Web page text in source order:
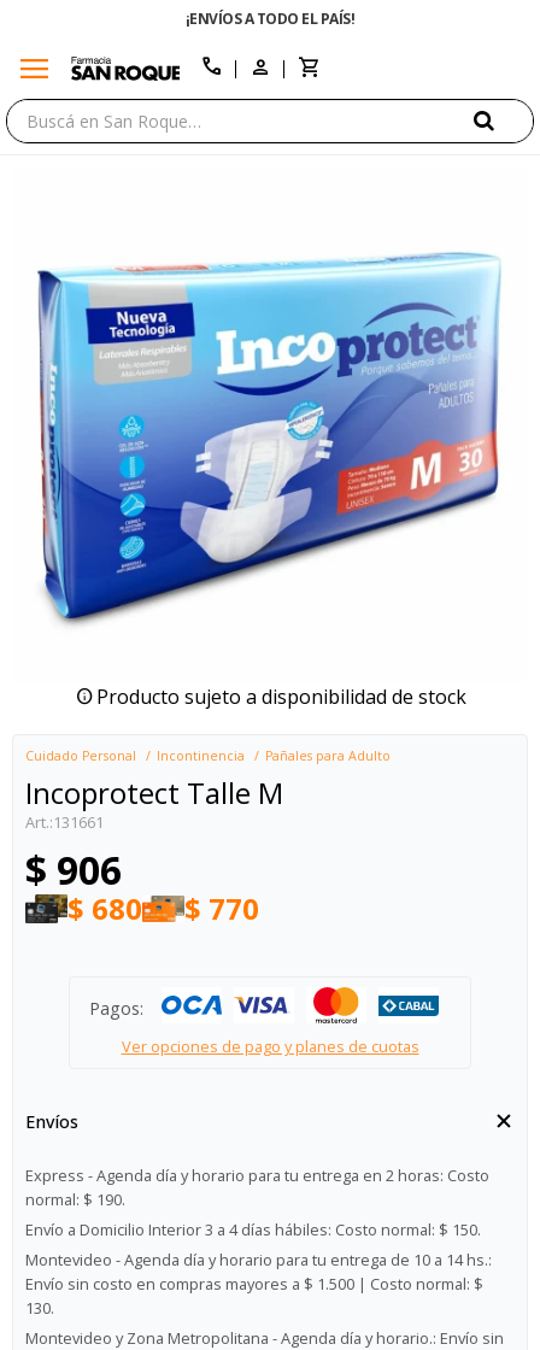
¡ENVÍOS A TODO EL PAÍS!
menu call
Producto sujeto a disponibilidad de stock
Cuidado Personal Incontinencia Pañales para Adulto
Incoprotect Talle M
131661
$ 906
$ 680 $ 770
Pagos:
Ver opciones de pago y planes de cuotas
Envíos
Express - Agenda día y horario para tu entrega en 2 horas: Costo
normal: $ 190.
Envío a Domicilio Interior 3 a 4 días hábiles: Costo normal: $ 150.
Montevideo - Agenda día y horario para tu entrega de 10 a 14 hs.:
Envío sin costo en compras mayores a $ 1.500 | Costo normal: $
130.
Montevideo y Zona Metropolitana - Agenda día y horario.: Envío sin
close